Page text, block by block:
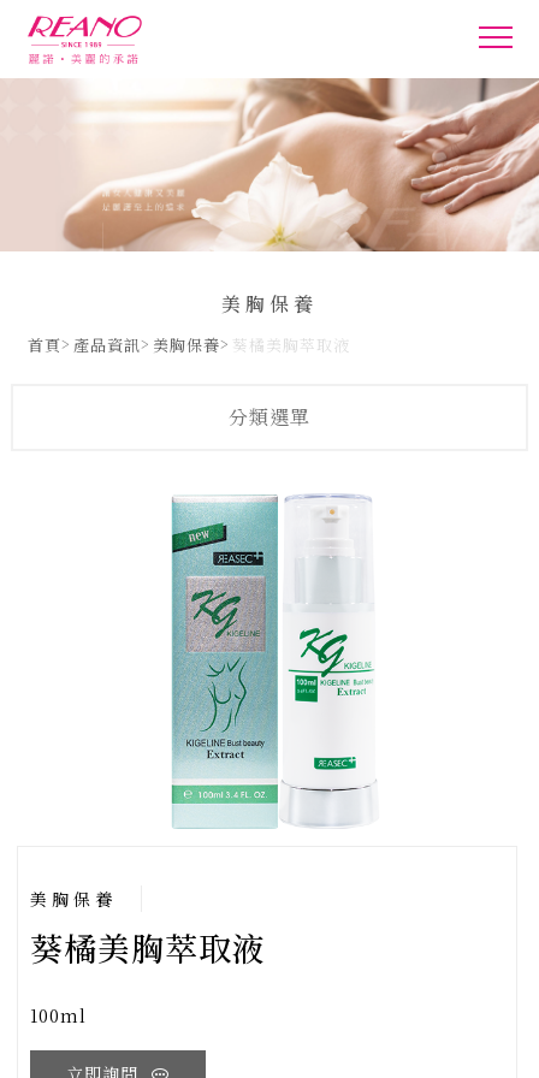
美胸保養
首頁 產品資訊 美胸保養 葵橘美胸萃取液
分類選單
美胸保養
葵橘美胸萃取液
100ml
立即詢問